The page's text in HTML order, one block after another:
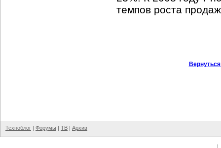
темпов роста
Техноблог | Форумы | ТВ | Архив